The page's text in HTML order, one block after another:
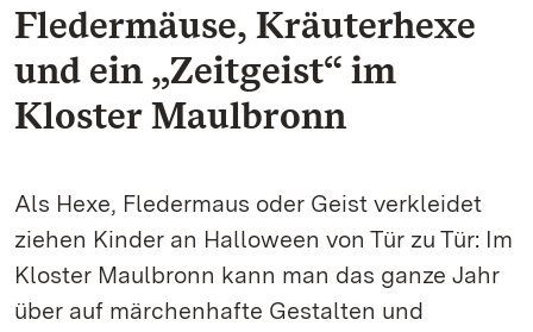
Fledermäuse, Kräuterhexe
und ein „Zeitgeist“ im
Kloster Maulbronn
Als Hexe, Fledermaus oder Geist verkleidet
ziehen Kinder an Halloween von Tür zu Tür: Im
Kloster Maulbronn kann man das ganze Jahr
über auf märchenhafte Gestalten und